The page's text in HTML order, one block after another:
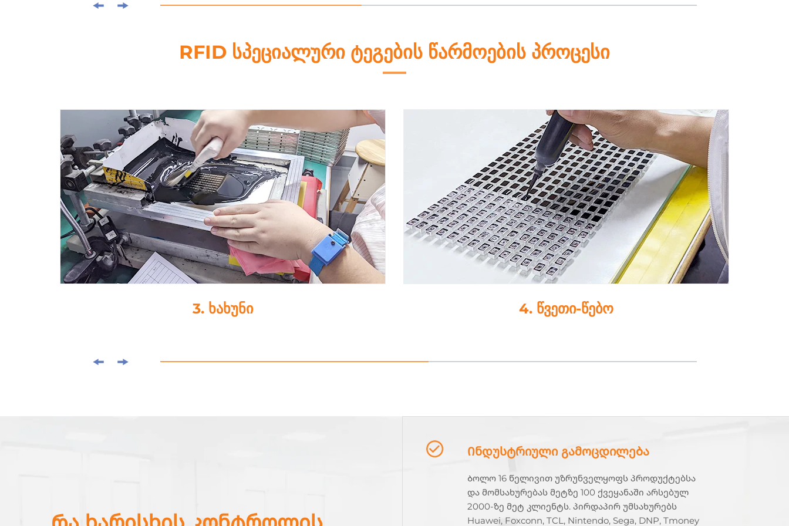
RFID სპეციალური ტეგების წარმოების პროცესი
4. წვეთი-წებო 5. პოლონური
Ინდუსტრიული გამოცდილება
Ბოლო 16 წელივით უზრუნველყოფს პროდუქტებსა
და მომსახურებას მეტზე 100 ქვეყანაში არსებულ
2000-ზე მეტ კლიენტს. პირდაპირ უმსახურებს
Huawei, Foxconn, TCL, Nintendo, Sega, DNP, Tmoney